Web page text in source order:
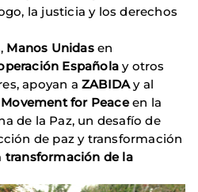
la justicia y los derechos
Manos Unidasen
Española y otros
apoyan a ZABIDAy al
for Peaceen la
de la Paz, un desafío de
de paz y transformación
transformación de la